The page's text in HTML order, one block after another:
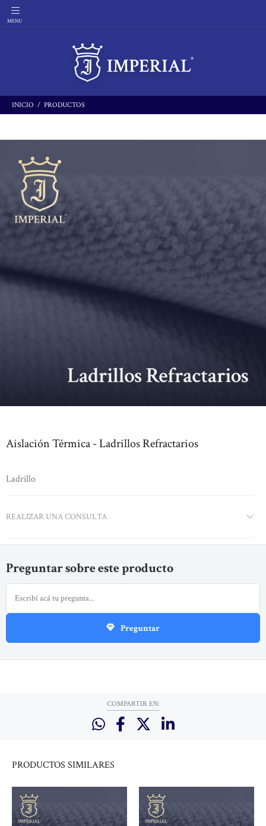
INICIO PRODUCTOS
Aislación Térmica - Ladrillos Refractarios
Ladrillo
REALIZAR UNA CONSULTA
Preguntar sobre este producto
Preguntar
COMPARTIR EN:
PRODUCTOS SIMILARES